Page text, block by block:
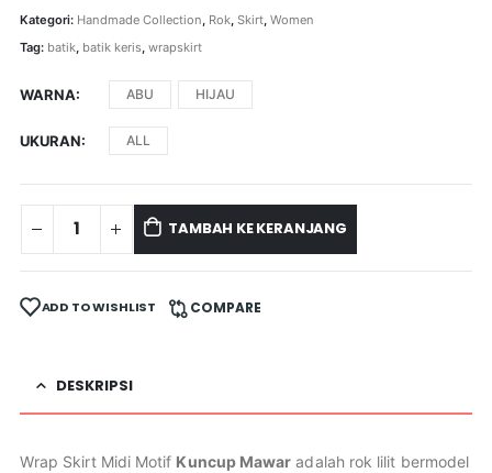
Kategori: Handmade Collection Rok, Skirt, Women
Tag: batik, batik keris, wrapskirt
WARNA ABU HIJAU
UKURAN ALL
TAMBAH KE KERANJANG
ADD TO WISHLIST COMPARE
DESKRIPSI
Wrap Skirt Midi Motif Kuncup Mawar adalah rok lilit bermodel